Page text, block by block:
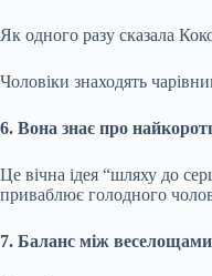
Як одного разу сказала
Чоловіки знаходять
6. Вона знає про
Це вічна ідея “шляху до
приваблює голодного
7. Баланс між веселощами